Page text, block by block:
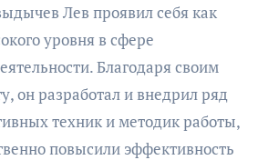
Лев проявил себя как
уровня в сфере
Благодаря своим
он разработал и внедрил ряд
техник и методик работы,
повысили эффективность